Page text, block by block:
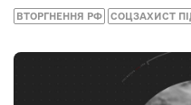
ВТОРГНЕННЯ РФ СОЦЗАХИСТ